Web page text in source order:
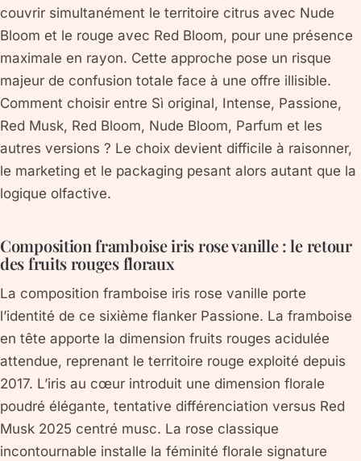
couvrir simultanément le territoire citrus avec Nude
Bloom et le rouge avec Red Bloom, pour une présence
maximale en rayon. Cette approche pose un risque
majeur de confusion totale face à une offre illisible.
Comment choisir entre Sì original, Intense, Passione,
Red Musk, Red Bloom, Nude Bloom, Parfum et les
autres versions ? Le choix devient difficile à raisonner,
le marketing et le packaging pesant alors autant que la
logique olfactive.
Composition framboise iris rose vanille : le retour
des fruits rouges floraux
La composition framboise iris rose vanille porte
l’identité de ce sixième flanker Passione. La framboise
en tête apporte la dimension fruits rouges acidulée
attendue, reprenant le territoire rouge exploité depuis
2017. L’iris au cœur introduit une dimension florale
poudré élégante, tentative différenciation versus Red
Musk 2025 centré musc. La rose classique
incontournable installe la féminité florale signature